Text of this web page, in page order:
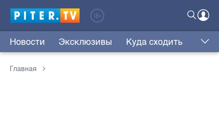
Новости Эксклюзивы Куда сходить
Главная